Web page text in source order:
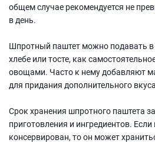
общем случае рекомендуется не
в день.
Шпротный паштет можно подавать в
хлебе или тосте, как
овощами. Часто к нему добавляют
для придания дополнительного
Срок хранения шпротного паштета
приготовления и ингредиентов.
консервирован, то он может